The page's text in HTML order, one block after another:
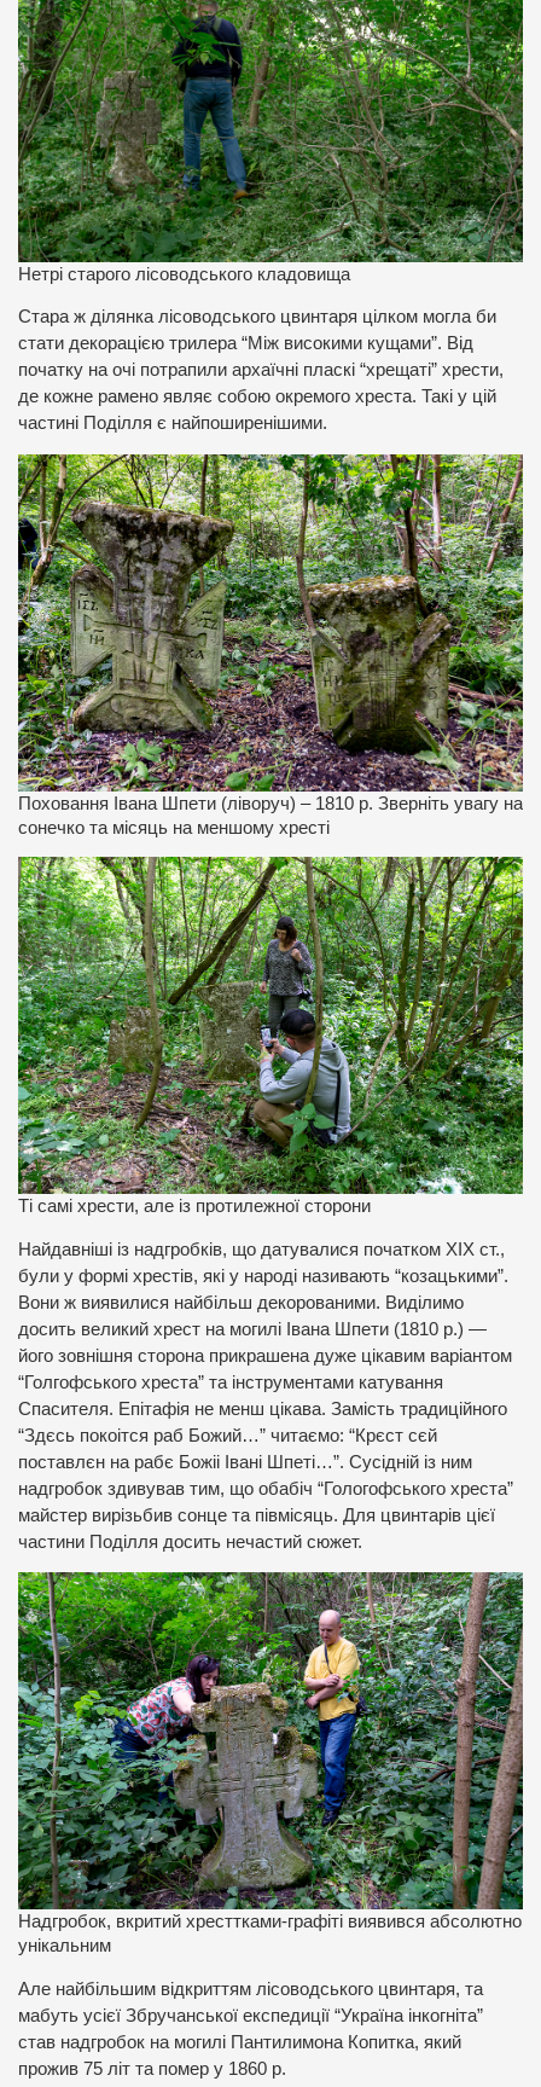
Нетрі старого лісоводського кладовища
Стара ж ділянка лісоводського цвинтаря цілком могла би
стати декорацією трилера “Між високими кущами”. Від
початку на очі потрапили архаїчні пласкі “хрещаті” хрести,
де кожне рамено являє собою окремого хреста. Такі у цій
частині Поділля є найпоширенішими.
Поховання Івана Шпети (ліворуч) – 1810 р. Зверніть увагу на
сонечко та місяць на меншому хресті
Ті самі хрести, але із протилежної сторони
Найдавніші із надгробків, що датувалися початком ХІХ ст.,
були у формі хрестів, які у народі називають “козацькими”.
Вони ж виявилися найбільш декорованими. Виділимо
досить великий хрест на могилі Івана Шпети (1810 р.) —
його зовнішня сторона прикрашена дуже цікавим варіантом
“Голгофського хреста” та інструментами катування
Спасителя. Епітафія не менш цікава. Замість традиційного
“Здєсь покоітся раб Божий…” читаємо: “Крєст сєй
поставлєн на рабє Божіі Івані Шпеті…”. Сусідній із ним
надгробок здивував тим, що обабіч “Гологофського хреста”
майстер вирізьбив сонце та півмісяць. Для цвинтарів цієї
частини Поділля досить нечастий сюжет.
Надгробок, вкритий хресттками-графіті виявився абсолютно
унікальним
Але найбільшим відкриттям лісоводського цвинтаря, та
мабуть усієї Збручанської експедиції “Україна інкогніта”
став надгробок на могилі Пантилимона Копитка, який
прожив 75 літ та помер у 1860 р.